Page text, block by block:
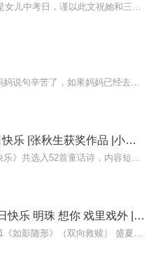
萤火虫，祝你生日快乐 |张秋生获奖作品 |小巴掌童话故事 |激发宝宝想象力
如影随形 神明 生日快乐 明珠 想你 戏里戏外 |苏玛丽合集|阿伤x晏沉x三条